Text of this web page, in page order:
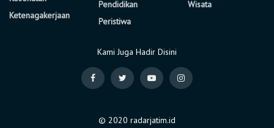
Ketenagakerjaan
Pendidikan
Peristiwa
Wisata
Kami Juga Hadir Disini
© 2020 radarjatim.id